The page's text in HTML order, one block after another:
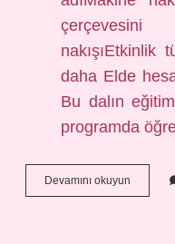
çerçevesini
nakışıEtkinlik
daha Elde
Bu dalın
programda
Devamını okuyun
Beyaz